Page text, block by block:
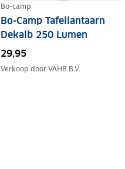
Bo-camp
Bo-Camp Tafellantaarn
Dekalb 250 Lumen
29,95
Verkoop doorVAHB B.V.